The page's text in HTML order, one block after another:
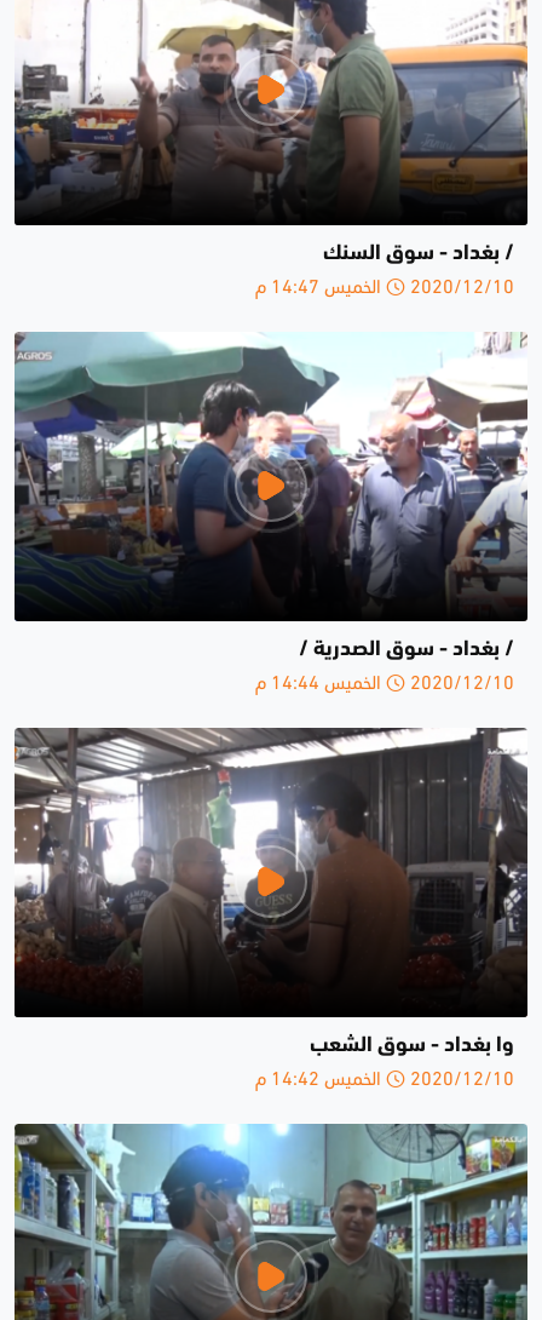
/ بغداد - سوق السنك
2020/12/10 الخميس 14:47 م
/ بغداد - سوق الصدرية /
2020/12/10 الخميس 14:44 م
وا بغداد - سوق الشعب
2020/12/10 الخميس 14:42 م